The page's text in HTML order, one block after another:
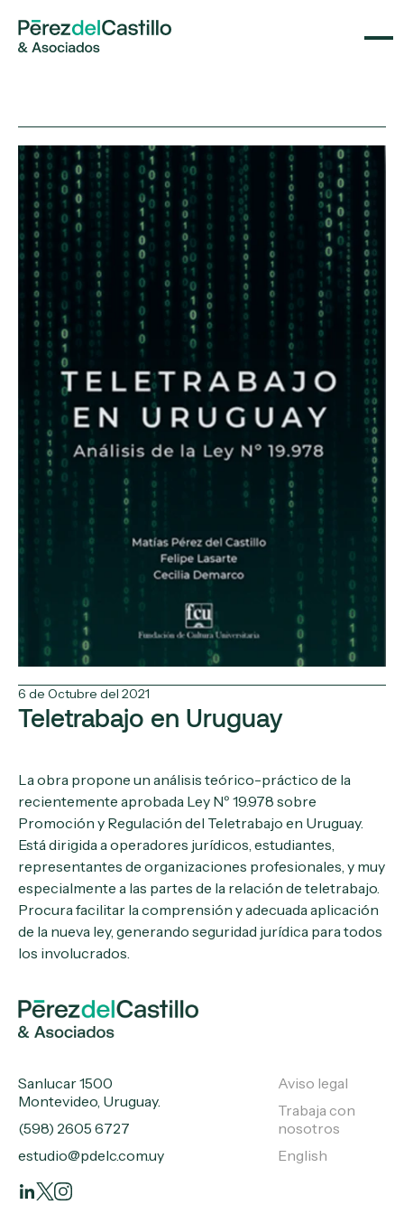
6 de Octubre del 2021
Teletrabajo en Uruguay
La obra propone un análisis teórico-práctico de la
recientemente aprobada Ley Nº 19.978 sobre
Promoción y Regulación del Teletrabajo en Uruguay.
Está dirigida a operadores jurídicos, estudiantes,
representantes de organizaciones profesionales, y muy
especialmente a las partes de la relación de teletrabajo.
Procura facilitar la comprensión y adecuada aplicación
de la nueva ley, generando seguridad jurídica para todos
los involucrados.
Sanlucar 1500
Montevideo, Uruguay.
(598) 2605 6727
estudio@pdelc.com.uy
Aviso legal
Trabaja con
nosotros
English